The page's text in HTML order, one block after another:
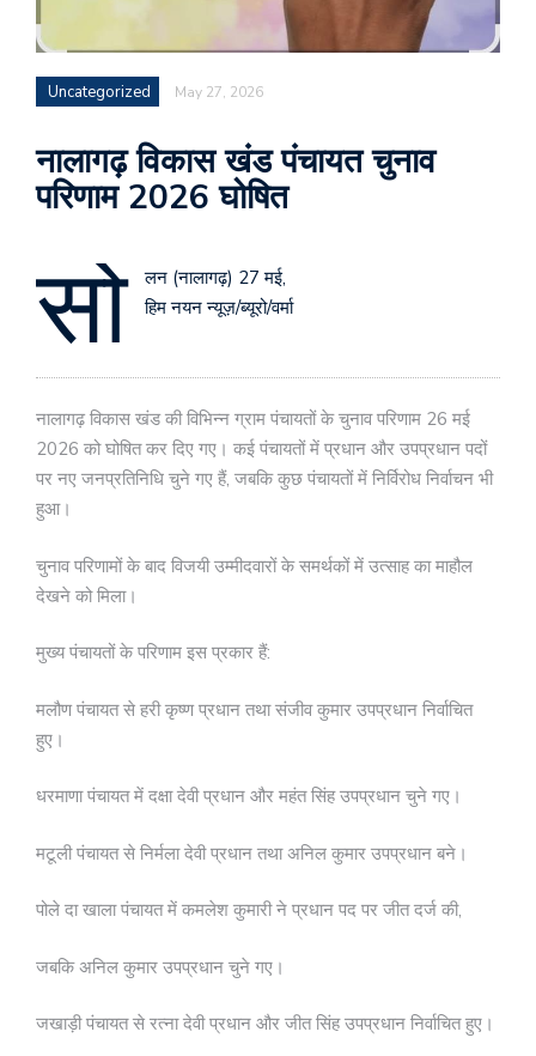
Uncategorized May 27, 2026
नालागढ़ विकास खंड पंचायत चुनाव
परिणाम 2026 घोषित
सो
लन (नालागढ़) 27 मई,
हिम नयन न्यूज़/ब्यूरो/वर्मा
नालागढ़ विकास खंड की विभिन्न ग्राम पंचायतों के चुनाव परिणाम 26 मई
2026 को घोषित कर दिए गए। कई पंचायतों में प्रधान और उपप्रधान पदों
पर नए जनप्रतिनिधि चुने गए हैं, जबकि कुछ पंचायतों में निर्विरोध निर्वाचन भी
हुआ।
चुनाव परिणामों के बाद विजयी उम्मीदवारों के समर्थकों में उत्साह का माहौल
देखने को मिला।
मुख्य पंचायतों के परिणाम इस प्रकार हैं:
मलौण पंचायत से हरी कृष्ण प्रधान तथा संजीव कुमार उपप्रधान निर्वाचित
हुए।
धरमाणा पंचायत में दक्षा देवी प्रधान और महंत सिंह उपप्रधान चुने गए।
मटूली पंचायत से निर्मला देवी प्रधान तथा अनिल कुमार उपप्रधान बने।
पोले दा खाला पंचायत में कमलेश कुमारी ने प्रधान पद पर जीत दर्ज की,
जबकि अनिल कुमार उपप्रधान चुने गए।
जखाड़ी पंचायत से रत्ना देवी प्रधान और जीत सिंह उपप्रधान निर्वाचित हुए।